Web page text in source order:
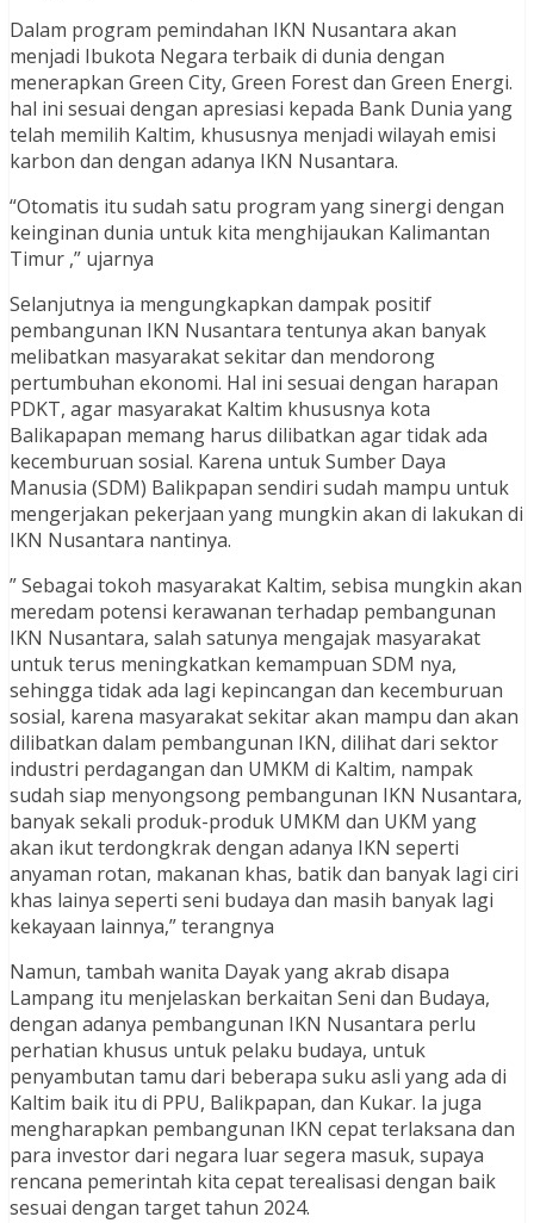
Dalam program pemindahan IKN Nusantara akan
menjadi Ibukota Negara terbaik di dunia dengan
menerapkan Green City, Green Forest dan Green Energi.
hal ini sesuai dengan apresiasi kepada Bank Dunia yang
telah memilih Kaltim, khususnya menjadi wilayah emisi
karbon dan dengan adanya IKN Nusantara.
“Otomatis itu sudah satu program yang sinergi dengan
keinginan dunia untuk kita menghijaukan Kalimantan
Timur ,” ujarnya
Selanjutnya ia mengungkapkan dampak positif
pembangunan IKN Nusantara tentunya akan banyak
melibatkan masyarakat sekitar dan mendorong
pertumbuhan ekonomi. Hal ini sesuai dengan harapan
PDKT, agar masyarakat Kaltim khususnya kota
Balikapapan memang harus dilibatkan agar tidak ada
kecemburuan sosial. Karena untuk Sumber Daya
Manusia (SDM) Balikpapan sendiri sudah mampu untuk
mengerjakan pekerjaan yang mungkin akan di lakukan di
IKN Nusantara nantinya.
” Sebagai tokoh masyarakat Kaltim, sebisa mungkin akan
meredam potensi kerawanan terhadap pembangunan
IKN Nusantara, salah satunya mengajak masyarakat
untuk terus meningkatkan kemampuan SDM nya,
sehingga tidak ada lagi kepincangan dan kecemburuan
sosial, karena masyarakat sekitar akan mampu dan akan
dilibatkan dalam pembangunan IKN, dilihat dari sektor
industri perdagangan dan UMKM di Kaltim, nampak
sudah siap menyongsong pembangunan IKN Nusantara,
banyak sekali produk-produk UMKM dan UKM yang
akan ikut terdongkrak dengan adanya IKN seperti
anyaman rotan, makanan khas, batik dan banyak lagi ciri
khas lainya seperti seni budaya dan masih banyak lagi
kekayaan lainnya,” terangnya
Namun, tambah wanita Dayak yang akrab disapa
Lampang itu menjelaskan berkaitan Seni dan Budaya,
dengan adanya pembangunan IKN Nusantara perlu
perhatian khusus untuk pelaku budaya, untuk
penyambutan tamu dari beberapa suku asli yang ada di
Kaltim baik itu di PPU, Balikpapan, dan Kukar. Ia juga
mengharapkan pembangunan IKN cepat terlaksana dan
para investor dari negara luar segera masuk, supaya
rencana pemerintah kita cepat terealisasi dengan baik
sesuai dengan target tahun 2024.